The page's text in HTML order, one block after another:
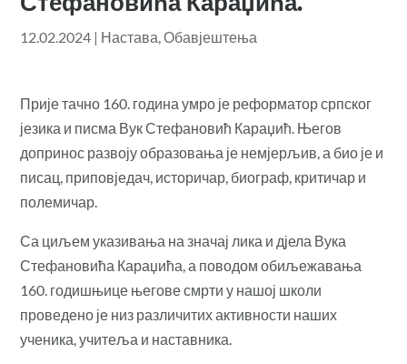
12.02.2024 | Настава,Обавјештења
Прије тачно 160. година умро је реформатор српског
језика и писма Вук Стефановић Караџић. Његов
допринос развоју образовања је немјерљив, а био је и
писац, приповједач, историчар, биограф, критичар и
полемичар.
Са циљем указивања на значај лика и дјела Вука
Стефановића Караџића, а поводом обиљежавања
160. годишњице његове смрти у нашој школи
проведено је низ различитих активности наших
ученика, учитеља и наставника.